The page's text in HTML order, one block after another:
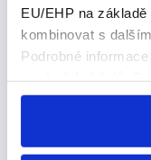
EU/EHP na
kombinovat s
Podrobné
odvolat v nastavení
her turn